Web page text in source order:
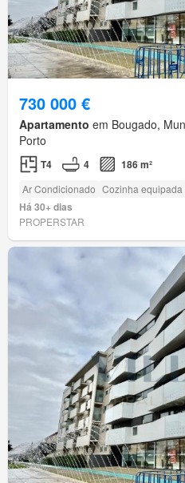
730 000 €
Apartamento em Bougado,
Porto
T4 4 186 m²
Ar Condicionado Cozinha equipada
Há 30+ dias
PROPERSTAR